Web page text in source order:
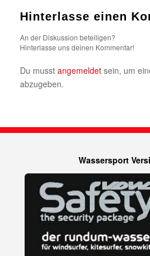
Hinterlasse einen
An der Diskussion beteiligen?
Hinterlasse uns deinen Kommentar!
Du musst angemeldetsein, um
abzugeben.
Wassersport